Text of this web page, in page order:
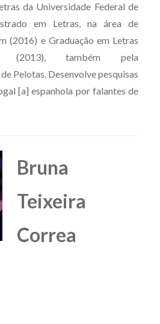
da Universidade Federal de
em Letras, na área de
(2016) e Graduação em Letras
(2013), também pela
Pelotas. Desenvolve pesquisas
[a] espanhola por falantes de
Bruna
Teixeira
Correa